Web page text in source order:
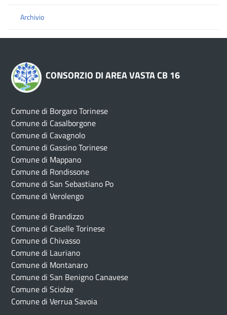
Archivio
CONSORZIO DI AREA VASTA CB 16
Comune di Borgaro Torinese
Comune di Casalborgone
Comune di Cavagnolo
Comune di Gassino Torinese
Comune di Mappano
Comune di Rondissone
Comune di San Sebastiano Po
Comune di Verolengo
Comune di Brandizzo
Comune di Caselle Torinese
Comune di Chivasso
Comune di Lauriano
Comune di Montanaro
Comune di San Benigno Canavese
Comune di Sciolze
Comune di Verrua Savoia